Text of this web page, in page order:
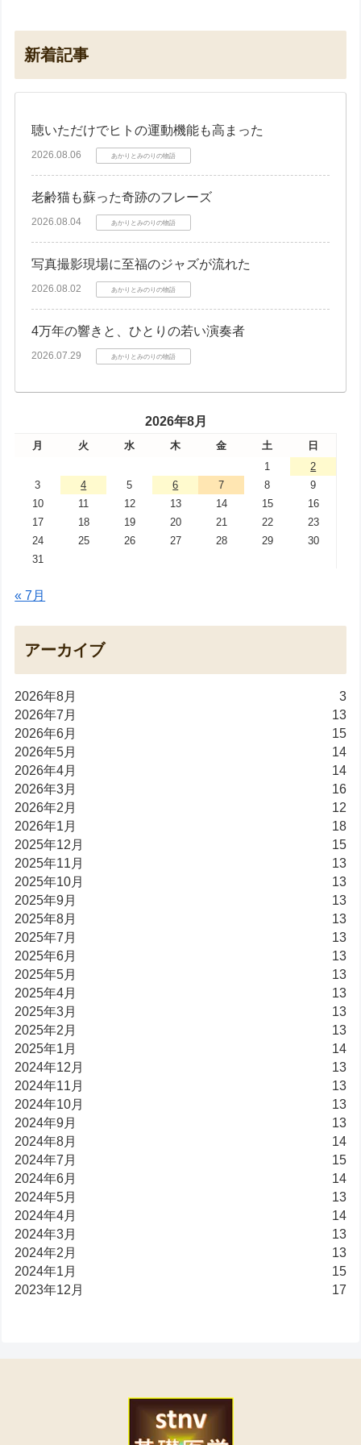
新着記事
聴いただけでヒトの運動機能も高まった
2026.08.06 あかりとみのりの物語
老齢猫も蘇った奇跡のフレーズ
2026.08.04 あかりとみのりの物語
写真撮影現場に至福のジャズが流れた
2026.08.02 あかりとみのりの物語
4万年の響きと、ひとりの若い演奏者
2026.07.29 あかりとみのりの物語
2026年8月
月 火 水 木 金 土
日
1
2
3
4 5 6 7 8
9
10
11 12 13 14 15
16
17
18 19 20 21 22
23
24
25 26 27 28 29
30
31
« 7月
アーカイブ
2026年8月
3
2026年7月
13
2026年6月
15
2026年5月
14
2026年4月
14
2026年3月
16
2026年2月
12
2026年1月
18
2025年12月
15
2025年11月
13
2025年10月
13
2025年9月
13
2025年8月
13
2025年7月
13
2025年6月
13
2025年5月
13
2025年4月
13
2025年3月
13
2025年2月
13
2025年1月
14
2024年12月
13
2024年11月
13
2024年10月
13
2024年9月
13
2024年8月
14
2024年7月
15
2024年6月
14
2024年5月
13
2024年4月
14
2024年3月
13
2024年2月
13
2024年1月
15
2023年12月
17